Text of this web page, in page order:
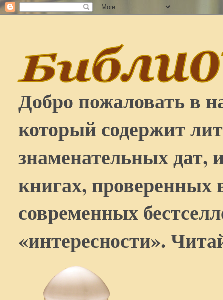
Добро пожаловать в
который содержит
знаменательных
книгах, проверенных
современных
«интересности».